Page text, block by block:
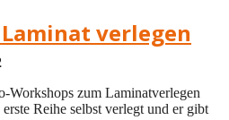
verlegen
Workshops zum Laminatverlegen
Reihe selbst verlegt und er gibt